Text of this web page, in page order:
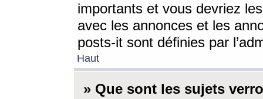
importants et vous devriez
avec les annonces et les
posts-it sont définies par
Haut
» Que sont les sujets